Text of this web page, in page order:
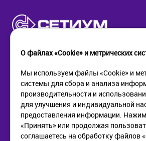
КОМПАНИЯ
О компании
Новости
Контакты
ПОМОЩЬ
Как
Доставка
Возврат
О файлах «Cookie» и метрических
Мы используем файлы «Cookie» и
системы для сбора и анализа
производительности и
для улучшения и индивидуальной
предоставления информации.
«Принять» или продолжая
соглашаетесь на обработку файлов